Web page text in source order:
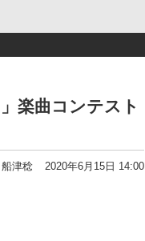
楽曲コンテスト
船津稔 2020年6月15日 14:00